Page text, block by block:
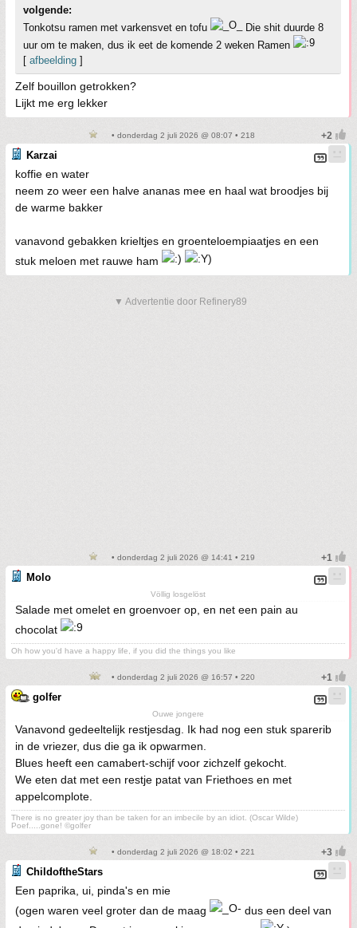
volgende:
Tonkotsu ramen met varkensvet en tofu
Die shit duurde 8
uur om te maken, dus ik eet de komende 2 weken Ramen
[ afbeelding ]
Zelf bouillon getrokken?
Lijkt me erg lekker
• donderdag 2 juli 2026 @ 08:07 • 218
Karzai
koffie en water
neem zo weer een halve ananas mee en haal wat broodjes bij
de warme bakker
vanavond gebakken krieltjes en groenteloempiaatjes en een
stuk meloen met rauwe ham
▼ Advertentie door Refinery89
• donderdag 2 juli 2026 @ 14:41 • 219
Molo
Völlig losgelöst
Salade met omelet en groenvoer op, en net een pain au
chocolat
Oh how you'd have a happy life, if you did the things you like
• donderdag 2 juli 2026 @ 16:57 • 220
golfer
Ouwe jongere
Vanavond gedeeltelijk restjesdag. Ik had nog een stuk sparerib
in de vriezer, dus die ga ik opwarmen.
Blues heeft een camabert-schijf voor zichzelf gekocht.
We eten dat met een restje patat van Friethoes en met
appelcomplote.
There is no greater joy than be taken for an imbecile by an idiot. (Oscar Wilde)
Poef.....gone! ©golfer
• donderdag 2 juli 2026 @ 18:02 • 221
ChildoftheStars
Een paprika, ui, pinda's en mie
(ogen waren veel groter dan de maag
dus een deel van